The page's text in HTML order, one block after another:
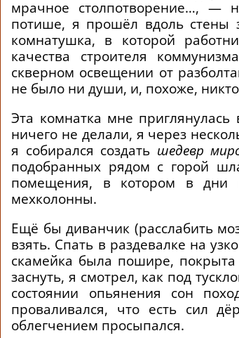
мрачное столпотворение…, —
потише, я прошёл вдоль стены
комнатушка, в которой
качества строителя
скверном освещении от
не было ни души, и, похоже,
Эта комнатка мне
ничего не делали, я через
я собирался создать шедевр
подобранных рядом с горой
помещения, в котором в дни
мехколонны.
Ещё бы диванчик (расслабить
взять. Спать в раздевалке на
скамейка была пошире,
заснуть, я смотрел, как под
состоянии опьянения сон
проваливался, что есть сил
облегчением просыпался.